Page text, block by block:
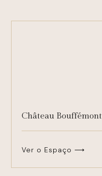
Château Bouffémont
Ver o Espaço ⟶